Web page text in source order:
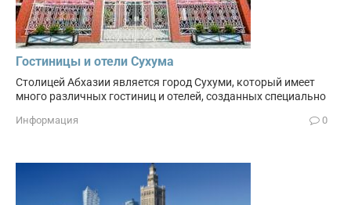
Гостиницы и отели Сухума
Столицей Абхазии является город Сухуми, который имеет
много различных гостиниц и отелей, созданных специально
Информация 0